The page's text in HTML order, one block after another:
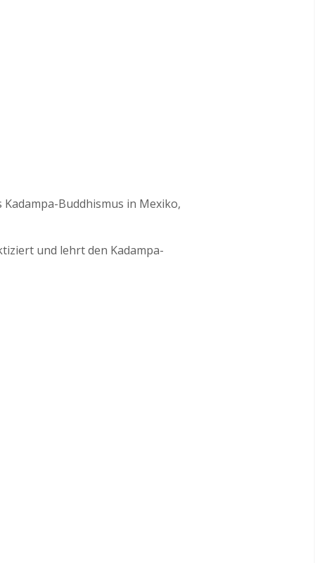
Buddhismus in Mexiko,
und lehrt den Kadampa-